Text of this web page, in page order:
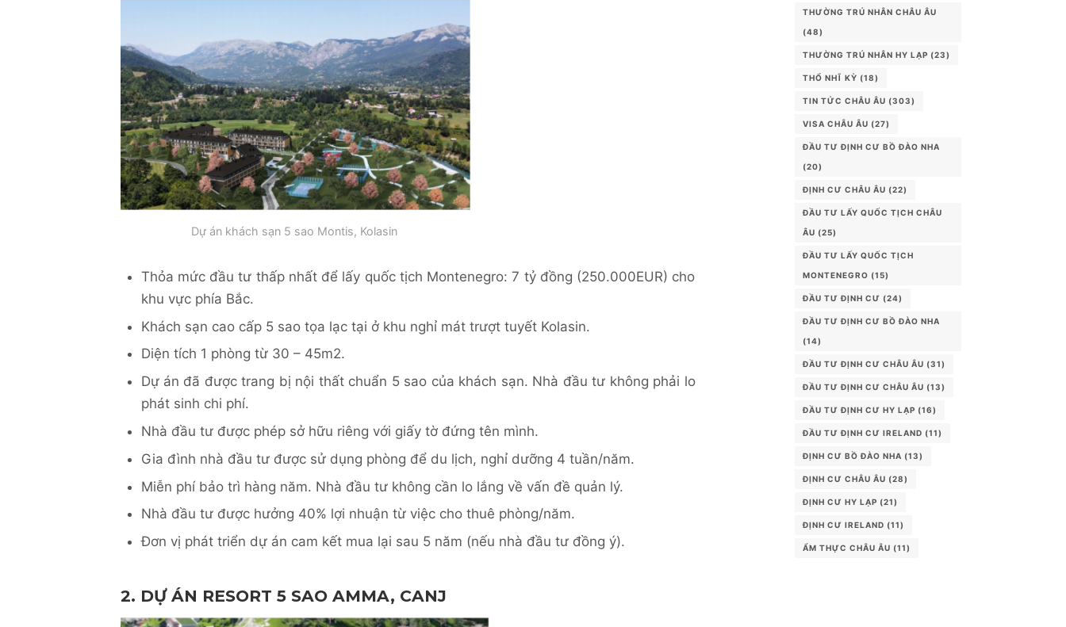
Dự án khách sạn 5 sao Montis, Kolasin
Thỏa mức đầu tư thấp nhất để lấy quốc tịch Montenegro: 7 tỷ đồng (250.000EUR) cho
khu vực phía Bắc.
Khách sạn cao cấp 5 sao tọa lạc tại ở khu nghỉ mát trượt tuyết Kolasin.
Diện tích 1 phòng từ 30 – 45m2.
Dự án đã được trang bị nội thất chuẩn 5 sao của khách sạn. Nhà đầu tư không phải lo
phát sinh chi phí.
Nhà đầu tư được phép sở hữu riêng với giấy tờ đứng tên mình.
Gia đình nhà đầu tư được sử dụng phòng để du lịch, nghỉ dưỡng 4 tuần/năm.
Miễn phí bảo trì hàng năm. Nhà đầu tư không cần lo lắng về vấn đề quản lý.
Nhà đầu tư được hưởng 40% lợi nhuận từ việc cho thuê phòng/năm.
Đơn vị phát triển dự án cam kết mua lại sau 5 năm (nếu nhà đầu tư đồng ý).
2. DỰ ÁN RESORT 5 SAO AMMA, CANJ
THƯỜNG TRÚ NHÂN CHÂU ÂU
(48)
THƯỜNG TRÚ NHÂN HY LẠP (23)
THỔ NHĨ KỲ (18)
TIN TỨC CHÂU ÂU (303)
VISA CHÂU ÂU (27)
ĐẦU TƯ ĐỊNH CƯ BỒ ĐÀO NHA
(20)
ĐỊNH CƯ CHÂU ÂU (22)
ĐẦU TƯ LẤY QUỐC TỊCH CHÂU
ÂU (25)
ĐẦU TƯ LẤY QUỐC TỊCH
MONTENEGRO (15)
ĐẦU TƯ ĐỊNH CƯ (24)
ĐẦU TƯ ĐỊNH CƯ BỒ ĐÀO NHA
(14)
ĐẦU TƯ ĐỊNH CƯ CHÂU ÂU (31)
ĐẦU TƯ ĐỊNH CƯ CHÂU ÂU (13)
ĐẦU TƯ ĐỊNH CƯ HY LẠP (16)
ĐẦU TƯ ĐỊNH CƯ IRELAND (11)
ĐỊNH CƯ BỒ ĐÀO NHA (13)
ĐỊNH CƯ CHÂU ÂU (28)
ĐỊNH CƯ HY LẠP (21)
ĐỊNH CƯ IRELAND (11)
ẨM THỰC CHÂU ÂU (11)